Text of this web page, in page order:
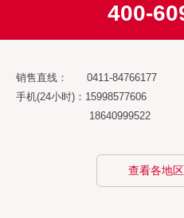
400-
销售直线： 0411-84766177
手机(24小时)：15998577606
18640999522
查看各地